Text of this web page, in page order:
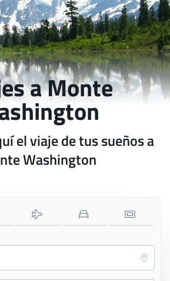
a Monte
el viaje de tus sueños a
Washington